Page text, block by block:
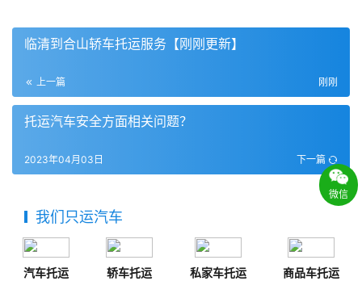
临清到合山轿车托运服务【刚刚更新】
上一篇 刚刚
托运汽车安全方面相关问题？
下一篇
2023年04月03日
我们只运汽车
汽车托运 轿车托运 私家车托运 商品车托运
微信